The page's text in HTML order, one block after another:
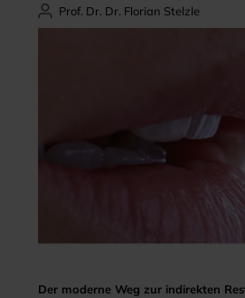
Prof. Dr. Dr. Florian Stelzle
Der moderne Weg zur indirekten